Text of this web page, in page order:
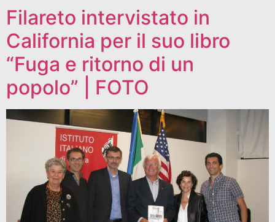
Filareto intervistato in
California per il suo libro
“Fuga e ritorno di un
popolo” | FOTO